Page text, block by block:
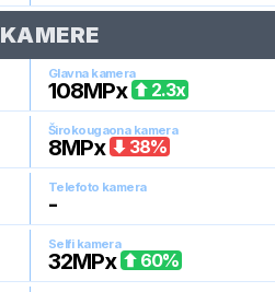
KAMERE
Glavna kamera
108MPx 2.3x
Širokougaona kamera
8MPx 38%
Telefoto kamera
-
Selfi kamera
32MPx 60%